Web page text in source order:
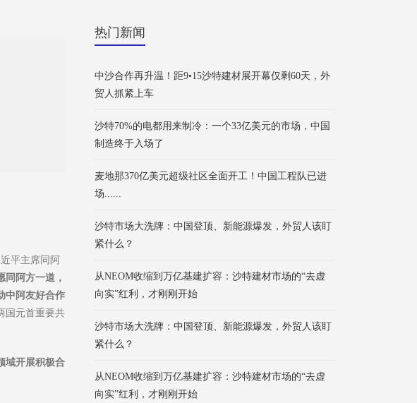
平主席同阿
同阿方一道，
中阿友好合作
国元首重要共
域开展积极合
热门新闻
中沙合作再升温！距9•15沙特建材展开幕仅剩60天，外
贸人抓紧上车
沙特70%的电都用来制冷：一个33亿美元的市场，中国
制造终于入场了
麦地那370亿美元超级社区全面开工！中国工程队已进
场......
沙特市场大洗牌：中国登顶、新能源爆发，外贸人该盯
紧什么？
从NEOM收缩到万亿基建扩容：沙特建材市场的“去虚
向实”红利，才刚刚开始
沙特市场大洗牌：中国登顶、新能源爆发，外贸人该盯
紧什么？
从NEOM收缩到万亿基建扩容：沙特建材市场的“去虚
向实”红利，才刚刚开始